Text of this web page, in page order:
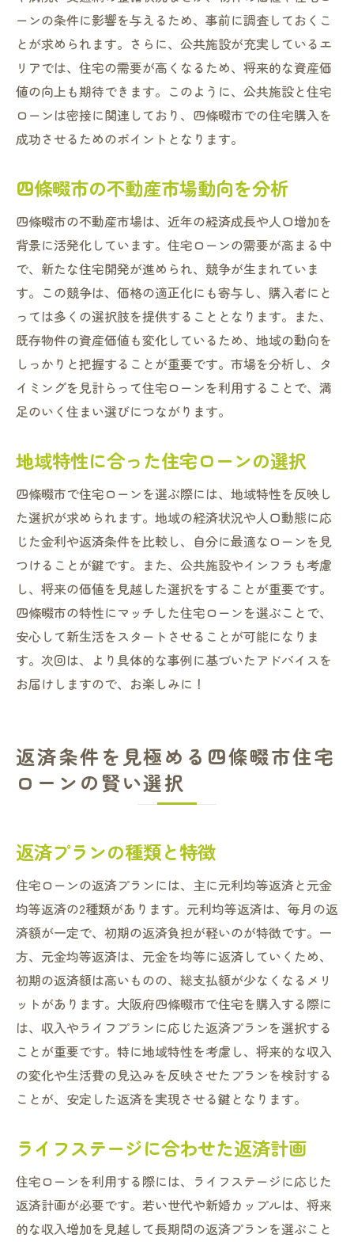
ーンの条件に影響を与えるため、事前に調査しておくこ
とが求められます。さらに、公共施設が充実しているエ
リアでは、住宅の需要が高くなるため、将来的な資産価
値の向上も期待できます。このように、公共施設と住宅
ローンは密接に関連しており、四條畷市での住宅購入を
成功させるためのポイントとなります。
四條畷市の不動産市場動向を分析
四條畷市の不動産市場は、近年の経済成長や人口増加を
背景に活発化しています。住宅ローンの需要が高まる中
で、新たな住宅開発が進められ、競争が生まれていま
す。この競争は、価格の適正化にも寄与し、購入者にと
っては多くの選択肢を提供することとなります。また、
既存物件の資産価値も変化しているため、地域の動向を
しっかりと把握することが重要です。市場を分析し、タ
イミングを見計らって住宅ローンを利用することで、満
足のいく住まい選びにつながります。
地域特性に合った住宅ローンの選択
四條畷市で住宅ローンを選ぶ際には、地域特性を反映し
た選択が求められます。地域の経済状況や人口動態に応
じた金利や返済条件を比較し、自分に最適なローンを見
つけることが鍵です。また、公共施設やインフラも考慮
し、将来の価値を見越した選択をすることが重要です。
四條畷市の特性にマッチした住宅ローンを選ぶことで、
安心して新生活をスタートさせることが可能になりま
す。次回は、より具体的な事例に基づいたアドバイスを
お届けしますので、お楽しみに！
返済条件を見極める四條畷市住宅
ローンの賢い選択
返済プランの種類と特徴
住宅ローンの返済プランには、主に元利均等返済と元金
均等返済の2種類があります。元利均等返済は、毎月の返
済額が一定で、初期の返済負担が軽いのが特徴です。一
方、元金均等返済は、元金を均等に返済していくため、
初期の返済額は高いものの、総支払額が少なくなるメリ
ットがあります。大阪府四條畷市で住宅を購入する際に
は、収入やライフプランに応じた返済プランを選択する
ことが重要です。特に地域特性を考慮し、将来的な収入
の変化や生活費の見込みを反映させたプランを検討する
ことが、安定した返済を実現させる鍵となります。
ライフステージに合わせた返済計画
住宅ローンを利用する際には、ライフステージに応じた
返済計画が必要です。若い世代や新婚カップルは、将来
的な収入増加を見越して長期間の返済プランを選ぶこと